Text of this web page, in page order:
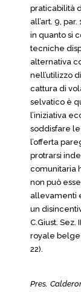
praticabilità
all’art. 9,
in quanto si
tecniche
alternativa
nell’utilizzo
cattura di
selvatico è
l’iniziativa
soddisfare le
l’offerta
protrarsi
comunitaria
non può
allevamenti
un
C.Giust.
royale belge
22).
Pres.